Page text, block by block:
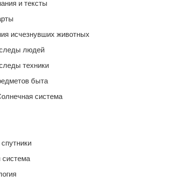
и тексты
исчезнувших животных
людей
техники
быта
система
система